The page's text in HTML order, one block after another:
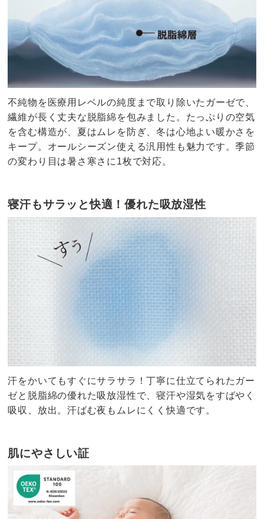
不純物を医療用レベルの純度まで取り除いたガーゼで、
繊維が長く丈夫な脱脂綿を包みました。たっぷりの空気
を含む構造が、夏はムレを防ぎ、冬は心地よい暖かさを
キープ。オールシーズン使える汎用性も魅力です。季節
の変わり目は暑さ寒さに1枚で対応。
寝汗もサラッと快適！優れた吸放湿性
汗をかいてもすぐにサラサラ！丁寧に仕立てられたガー
ゼと脱脂綿の優れた吸放湿性で、寝汗や湿気をすばやく
吸収、放出。汗ばむ夜もムレにくく快適です。
肌にやさしい証